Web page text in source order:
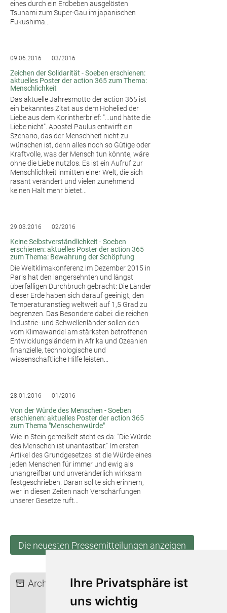
Ihre Privatsphäre ist
uns wichtig
eines durch ein Erdbeben ausgelösten
Tsunami zum Super-Gau im japanischen
Fukushima...
09.06.2016 03/2016
Zeichen der Solidarität - Soeben erschienen:
aktuelles Poster der action 365 zum Thema:
Menschlichkeit
Das aktuelle Jahresmotto der action 365 ist
ein bekanntes Zitat aus dem Hohelied der
Liebe aus dem Korintherbrief: "...und hätte die
Liebe nicht". Apostel Paulus entwirft ein
Szenario, das der Menschheit nicht zu
wünschen ist, denn alles noch so Gütige oder
Kraftvolle, was der Mensch tun könnte, wäre
ohne die Liebe nutzlos. Es ist ein Aufruf zur
Menschlichkeit inmitten einer Welt, die sich
rasant verändert und vielen zunehmend
keinen Halt mehr bietet...
29.03.2016 02/2016
Keine Selbstverständlichkeit - Soeben
erschienen: aktuelles Poster der action 365
zum Thema: Bewahrung der Schöpfung
Die Weltklimakonferenz im Dezember 2015 in
Paris hat den langersehnten und längst
überfälligen Durchbruch gebracht: Die Länder
dieser Erde haben sich darauf geeinigt, den
Temperaturanstieg weltweit auf 1,5 Grad zu
begrenzen. Das Besondere dabei: die reichen
Industrie- und Schwellenländer sollen den
vom Klimawandel am stärksten betroffenen
Entwicklungsländern in Afrika und Ozeanien
finanzielle, technologische und
wissenschaftliche Hilfe leisten...
28.01.2016 01/2016
Von der Würde des Menschen - Soeben
erschienen: aktuelles Poster der action 365
zum Thema "Menschenwürde"
Wie in Stein gemeißelt steht es da: "Die Würde
des Menschen ist unantastbar." Im ersten
Artikel des Grundgesetzes ist die Würde eines
jeden Menschen für immer und ewig als
unangreifbar und unveränderlich wirksam
festgeschrieben. Daran sollte sich erinnern,
wer in diesen Zeiten nach Verschärfungen
unserer Gesetze ruft...
Die neuesten Pressemitteilungen anzeigen
Archiv: 2026 2025 2024
2023
2022
2021 2020
2018
2017 2016